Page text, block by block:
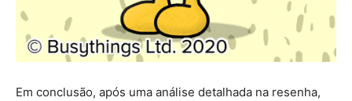
Em conclusão, após uma análise detalhada na resenha,